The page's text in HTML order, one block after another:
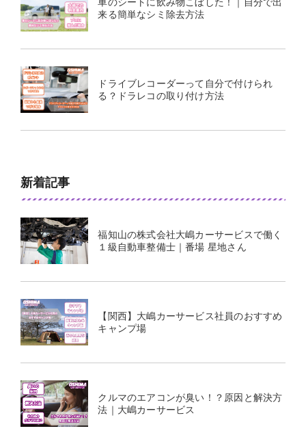
来る簡単なシミ除去方法
ドライブレコーダーって自分で付けられ
る？ドラレコの取り付け方法
新着記事
福知山の株式会社大嶋カーサービスで働く
１級自動車整備士｜番場 星地さん
【関西】大嶋カーサービス社員のおすすめ
キャンプ場
クルマのエアコンが臭い！？原因と解決方
法｜大嶋カーサービス